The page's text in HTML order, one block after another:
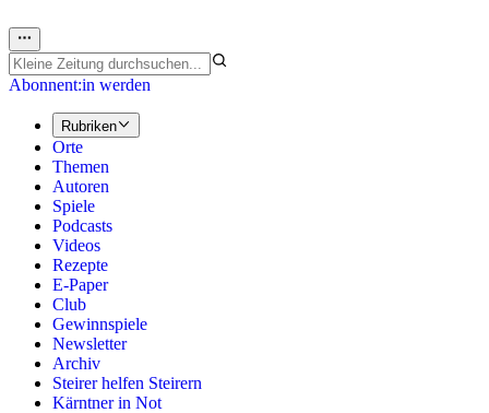
Abonnent:in werden
Rubriken
Orte
Themen
Autoren
Spiele
Podcasts
Videos
Rezepte
E-Paper
Club
Gewinnspiele
Newsletter
Archiv
Steirer helfen Steirern
Kärntner in Not